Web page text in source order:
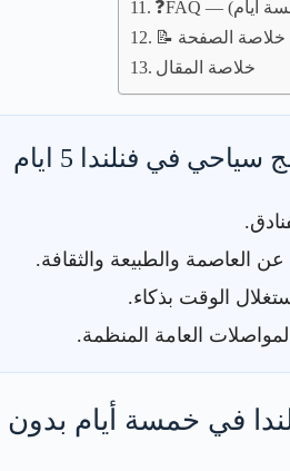
📝 خلاصة الصفحة
خلاصة المقال
في فنلندا 5 ايام
العاصمة والطبيعة والثقافة.
الوقت بذكاء.
العامة المنظمة.
في خمسة أيام